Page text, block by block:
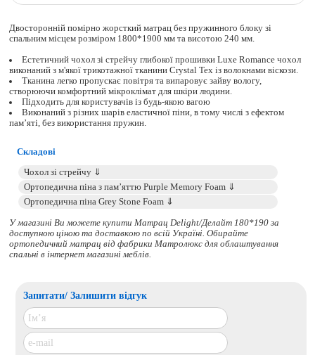
Двосторонній помірно жорсткий матрац без пружинного блоку зі
спальним місцем розміром 1800*1900 мм та висотою 240 мм.
Естетичний чохол зі стрейчу глибокої прошивки Luxe Romance чохол
виконаний з м'якої трикотажної тканини Crystal Tex із волокнами віскози.
Тканина легко пропускає повітря та випаровує зайву вологу,
створюючи комфортний мікроклімат для шкіри людини.
Підходить для користувачів із будь-якою вагою
Виконаний з різних шарів еластичної піни, в тому числі з ефектом
пам’яті, без використання пружин.
Складові
У магазині Ви можете купити Матрац Delight/Делайт 180*190 за
доступною ціною та доставкою по всій Україні. Обирайте
ортопедичний матрацвід фабрики Матролюкс для облаштування
спальні в інтернет магазині меблів.
Запитати/ Залишити відгук